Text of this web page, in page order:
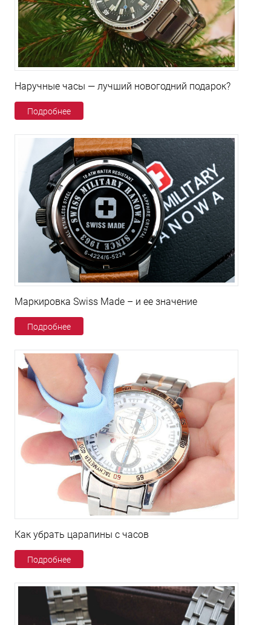
Наручные часы — лучший новогодний подарок?
Подробнее
Маркировка Swiss Made – и ее значение
Подробнее
Как убрать царапины с часов
Подробнее